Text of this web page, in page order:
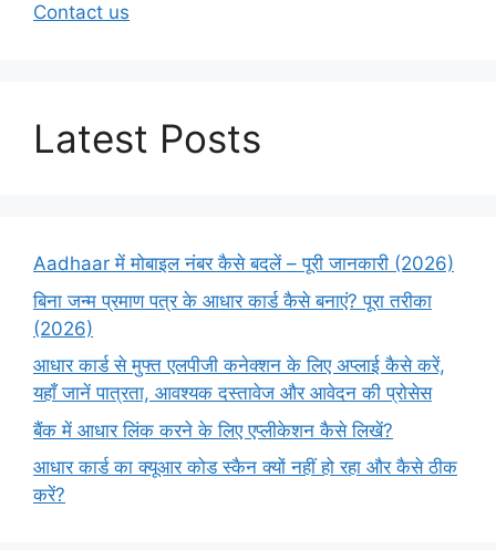
Contact us
Latest Posts
Aadhaar में मोबाइल नंबर कैसे बदलें – पूरी जानकारी (2026)
बिना जन्म प्रमाण पत्र के आधार कार्ड कैसे बनाएं? पूरा तरीका
(2026)
आधार कार्ड से मुफ्त एलपीजी कनेक्शन के लिए अप्लाई कैसे करें,
यहाँ जानें पात्रता, आवश्यक दस्तावेज और आवेदन की प्रोसेस
बैंक में आधार लिंक करने के लिए एप्लीकेशन कैसे लिखें?
आधार कार्ड का क्यूआर कोड स्कैन क्यों नहीं हो रहा और कैसे ठीक
करें?